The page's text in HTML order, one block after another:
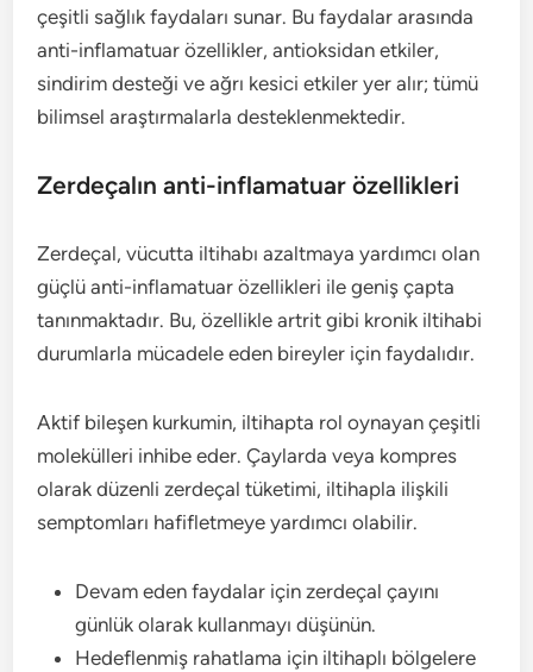
çeşitli sağlık faydaları sunar. Bu faydalar arasında
anti-inflamatuar özellikler, antioksidan etkiler,
sindirim desteği ve ağrı kesici etkiler yer alır; tümü
bilimsel araştırmalarla desteklenmektedir.
Zerdeçalın anti-inflamatuar özellikleri
Zerdeçal, vücutta iltihabı azaltmaya yardımcı olan
güçlü anti-inflamatuar özellikleri ile geniş çapta
tanınmaktadır. Bu, özellikle artrit gibi kronik iltihabi
durumlarla mücadele eden bireyler için faydalıdır.
Aktif bileşen kurkumin, iltihapta rol oynayan çeşitli
molekülleri inhibe eder. Çaylarda veya kompres
olarak düzenli zerdeçal tüketimi, iltihapla ilişkili
semptomları hafifletmeye yardımcı olabilir.
Devam eden faydalar için zerdeçal çayını
günlük olarak kullanmayı düşünün.
Hedeflenmiş rahatlama için iltihaplı bölgelere